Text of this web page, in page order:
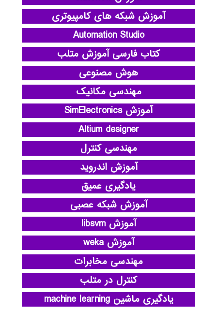
آموزش شبکه های کامپیوتری
Automation Studio
کتاب فارسی آموزش متلب
هوش مصنوعی
مهندسی مکانیک
آموزش SimElectronics
Altium designer
مهندسی کنترل
آموزش اندروید
یادگیری عمیق
آموزش شبکه عصبی
آموزش libsvm
آموزش weka
مهندسی مخابرات
کنترل در متلب
یادگیری ماشین machine learning